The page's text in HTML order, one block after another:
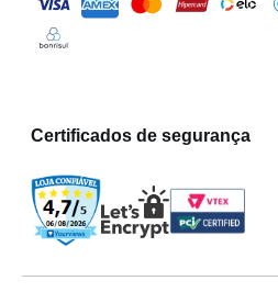
Certificados de segurança